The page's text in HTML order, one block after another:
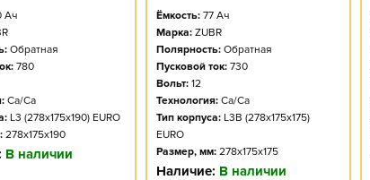
Ач
Обратная
780
Ca/Ca
L3 (278x175x190) EURO
278x175x190
В наличии
Ёмкость: 77 Ач
Марка: ZUBR
Полярность: Обратная
Пусковой ток: 730
Вольт: 12
Технология: Ca/Ca
Тип корпуса: L3B (278x175x175)
EURO
Размер, мм: 278x175x175
Наличие: В наличии